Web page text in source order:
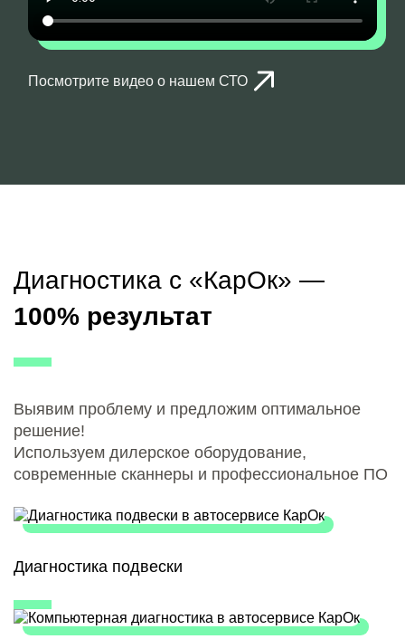
Посмотрите видео о нашем СТО
Диагностика с «КарОк» —
100% результат
Выявим проблему и предложим оптимальное
решение!
Используем дилерское оборудование,
современные сканнеры и профессиональное ПО
Диагностика подвески